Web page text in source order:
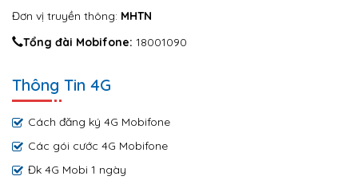
Đơn vị truyền thông: MHTN
Tổng đài Mobifone: 18001090
Thông Tin 4G
Cách đăng ký 4G Mobifone
Các gói cước 4G Mobifone
Đk 4G Mobi 1 ngày